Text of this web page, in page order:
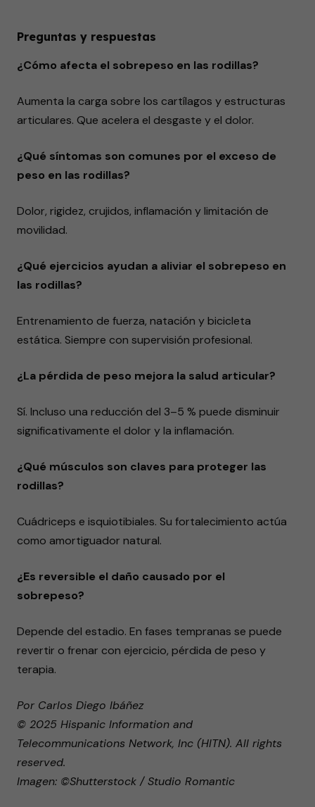
Preguntas y respuestas
¿Cómo afecta el sobrepeso en las rodillas?
Aumenta la carga sobre los cartílagos y estructuras
articulares. Que acelera el desgaste y el dolor.
¿Qué síntomas son comunes por el exceso de
peso en las rodillas?
Dolor, rigidez, crujidos, inflamación y limitación de
movilidad.
¿Qué ejercicios ayudan a aliviar el sobrepeso en
las rodillas?
Entrenamiento de fuerza, natación y bicicleta
estática. Siempre con supervisión profesional.
¿La pérdida de peso mejora la salud articular?
Sí. Incluso una reducción del 3–5 % puede disminuir
significativamente el dolor y la inflamación.
¿Qué músculos son claves para proteger las
rodillas?
Cuádriceps e isquiotibiales. Su fortalecimiento actúa
como amortiguador natural.
¿Es reversible el daño causado por el
sobrepeso?
Depende del estadio. En fases tempranas se puede
revertir o frenar con ejercicio, pérdida de peso y
terapia.
Por Carlos Diego Ibáñez
© 2025 Hispanic Information and
Telecommunications Network, Inc (HITN). All rights
reserved.
Imagen: ©Shutterstock / Studio Romantic